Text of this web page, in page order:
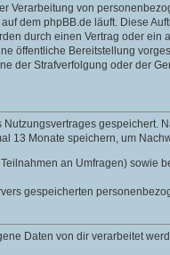
Verarbeitung von
dem phpBB.de läuft. Diese
durch einen Vertrag oder
öffentliche Bereitstellung
der Strafverfolgung oder der
13 Monate speichern, um
an Umfragen)
gespeicherten
Daten von dir verarbeitet